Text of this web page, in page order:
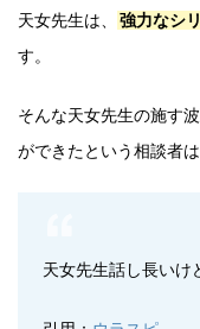
天女先生は、 強力なシ
す。
そんな天女先生の施す
ができたという相談者
天女先生話し長いけ